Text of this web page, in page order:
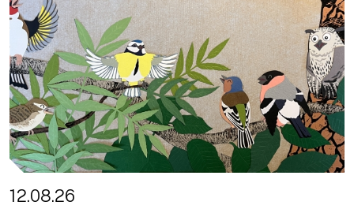
12.08.26